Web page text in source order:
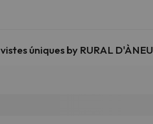
úniques by RURAL D'ÀNEU